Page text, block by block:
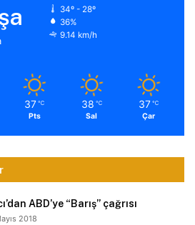
34º - 28º
36%
9.14 km/h
37 ℃
Pts
38 ℃
Sal
37 ℃
Çar
ABD’ye “Barış” çağrısı
2018